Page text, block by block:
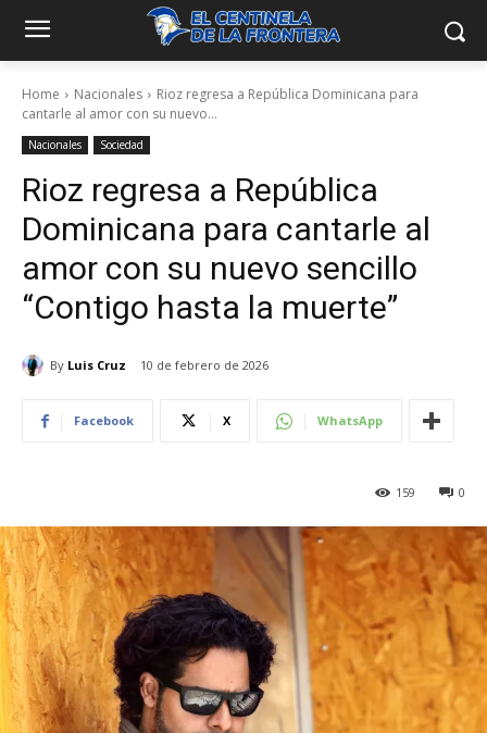
Home Nacionales
Rioz regresa a República Dominicana para
cantarle al amor con su nuevo...
Nacionales Sociedad
Rioz regresa a República
Dominicana para cantarle al
amor con su nuevo sencillo
“Contigo hasta la muerte”
By Luis Cruz 10 de febrero de 2026
Facebook X WhatsApp
0
159